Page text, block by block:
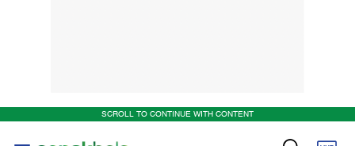
SCROLL TO CONTINUE WITH CONTENT